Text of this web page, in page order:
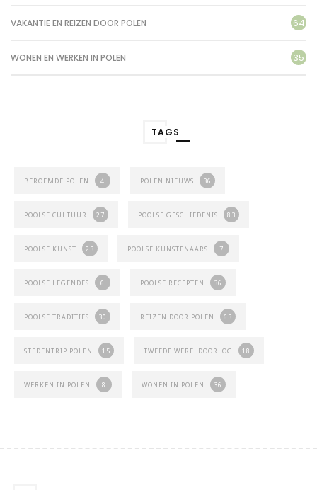
VAKANTIE EN REIZEN DOOR POLEN 64
WONEN EN WERKEN IN POLEN 35
TAGS
BEROEMDE POLEN 4 POLEN NIEUWS 36
POOLSE CULTUUR 27 POOLSE GESCHIEDENIS 83
POOLSE KUNST 23 POOLSE KUNSTENAARS 7
POOLSE LEGENDES 6 POOLSE RECEPTEN 36
POOLSE TRADITIES 30 REIZEN DOOR POLEN 63
STEDENTRIP POLEN 15 TWEEDE WERELDOORLOG 18
WERKEN IN POLEN 8 WONEN IN POLEN 36